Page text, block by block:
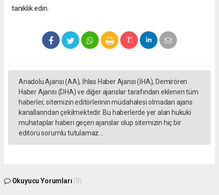
tanıklık edin.
Anadolu Ajansı (AA), İhlas Haber Ajansı (İHA), Demirören
Haber Ajansı (DHA) ve diğer ajanslar tarafından eklenen tüm
haberler, sitemizin editörlerinin müdahalesi olmadan ajans
kanallarından çekilmektedir. Bu haberlerde yer alan hukuki
muhataplar haberi geçen ajanslar olup sitemizin hiç bir
editörü sorumlu tutulamaz...
Okuyucu Yorumları (0)